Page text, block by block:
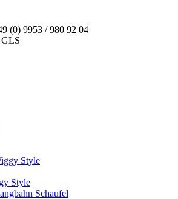
(0) 9953 / 980 92 04
GLS
Style